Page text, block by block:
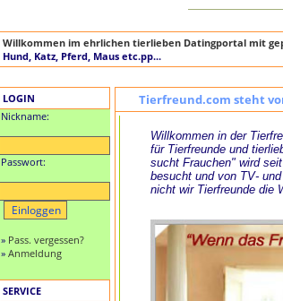
Willkommen im ehrlichen tierlieben Datingportal mit
Hund, Katz, Pferd, Maus etc.pp...
LOGIN
Nickname:
Passwort:
» Pass. vergessen?
» Anmeldung
SERVICE
Tierfreund.com steht
Willkommen in der
für Tierfreunde und
sucht Frauchen" wird
besucht und von TV-
nicht wir Tierfreunde die